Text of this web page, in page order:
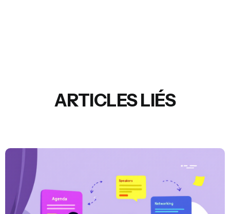
ARTICLES LIÉS